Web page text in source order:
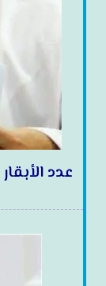
عدد